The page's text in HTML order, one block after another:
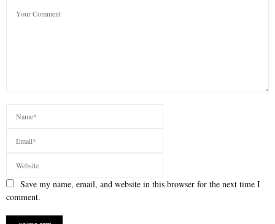
Save my name, email, and website in this browser for the next time I
comment.